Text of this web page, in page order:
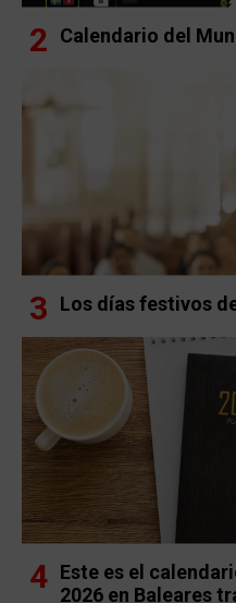
Calendario del
Los días festivos
Este es el
2026 en Baleares